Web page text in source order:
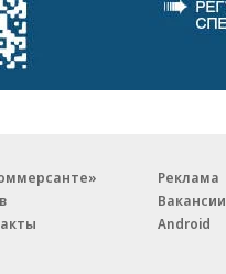
Реклама
Вакансии
Android